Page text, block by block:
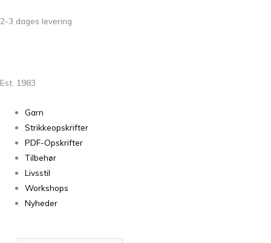
2-3 dages levering
Est. 1983
Garn
Strikkeopskrifter
PDF-Opskrifter
Tilbehør
Livsstil
Workshops
Nyheder